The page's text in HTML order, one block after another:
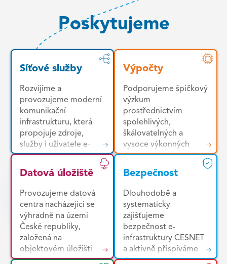
Poskytujeme
Síťové služby
Rozvíjíme a
provozujeme moderní
komunikační
infrastrukturu, která
propojuje zdroje,
služby i uživatele e-
infrastruktury napříč
Českou republikou a
mezinárodním
výzkumným
prostorem. Základem
je vysoce kvalitní,
vysokorychlostní a
nízkolatenční páteřní
komunikační síť s
rozsáhlým mezinárodní
Výpočty
Podporujeme špičkový
výzkum
prostřednictvím
spolehlivých,
škálovatelných a
vysoce výkonných
výpočetních služeb.
poskytujeme jednotné
prostředí pro snadný
přístup k široké škále
zdrojů – od výkonných
HPC clusterů a
cloudových platforem
až po specializované
nástroje pro analýzu
Datová úložiště
Provozujeme datová
centra nacházející se
výhradně na území
České republiky,
založená na
objektovém úložišti
Ceph. Díky
Bezpečnost
Dlouhodobě a
systematicky
zajišťujeme
bezpečnost e-
infrastruktury CESNET
a aktivně přispíváme
ke zvyšování